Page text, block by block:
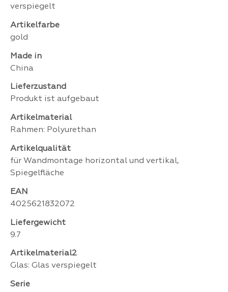
verspiegelt
Artikelfarbe
gold
Made in
China
Lieferzustand
Produkt ist aufgebaut
Artikelmaterial
Rahmen: Polyurethan
Artikelqualität
für Wandmontage horizontal und vertikal,
Spiegelfläche
EAN
4025621832072
Liefergewicht
9.7
Artikelmaterial2
Glas: Glas verspiegelt
Serie